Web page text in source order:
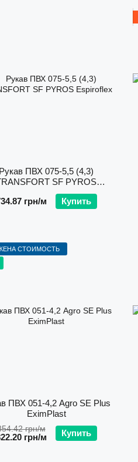
Рукав ПВХ 075-5,5 (4,3)
SF PYROS
Espiroflex
грн/м
Купить
СТОИМОСТЬ
ПВХ 051-4,2 Agro SE Plus
EximPlast
грн/м
грн/м Купить